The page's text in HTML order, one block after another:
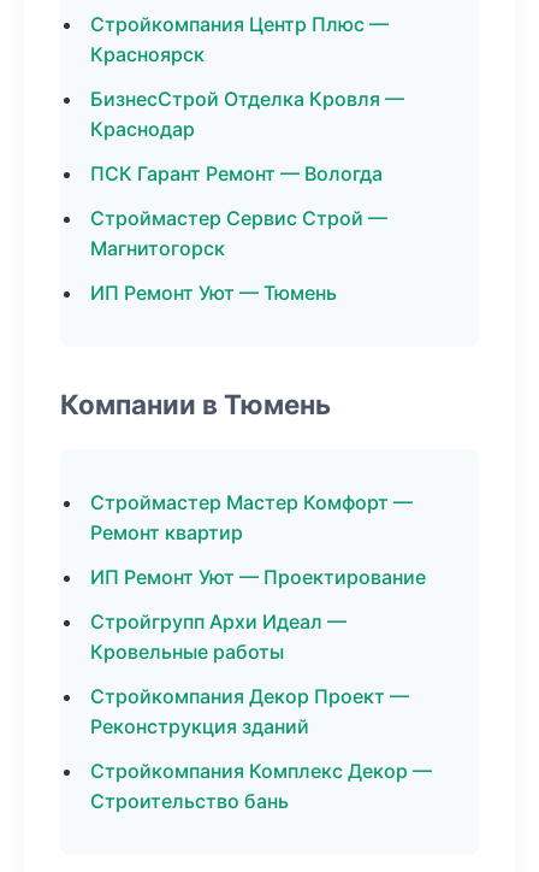
Стройкомпания Центр Плюс —
Красноярск
БизнесСтрой Отделка Кровля —
Краснодар
ПСК Гарант Ремонт — Вологда
Строймастер Сервис Строй —
Магнитогорск
ИП Ремонт Уют — Тюмень
Компании в Тюмень
Строймастер Мастер Комфорт —
Ремонт квартир
ИП Ремонт Уют — Проектирование
Стройгрупп Архи Идеал —
Кровельные работы
Стройкомпания Декор Проект —
Реконструкция зданий
Стройкомпания Комплекс Декор —
Строительство бань